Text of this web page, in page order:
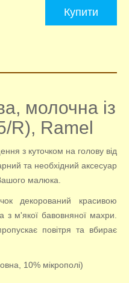
Купити
молочна із
R), Ramel
з куточком на голову від
та необхідний аксесуар
малюка.
декорований красивою
м'якої бавовняної махри.
повітря та вбирає
10% мікрополі)